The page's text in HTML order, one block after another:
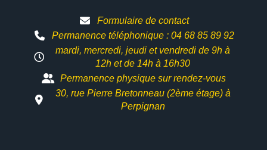
Formulaire de contact
Permanence téléphonique : 04 68 85 89 92
mardi, mercredi, jeudi et vendredi de 9h à
12h etde 14h à 16h30
Permanence physique sur rendez-vous
30, rue Pierre Bretonneau (2ème étage) à
Perpignan